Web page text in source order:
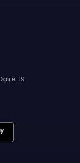
19